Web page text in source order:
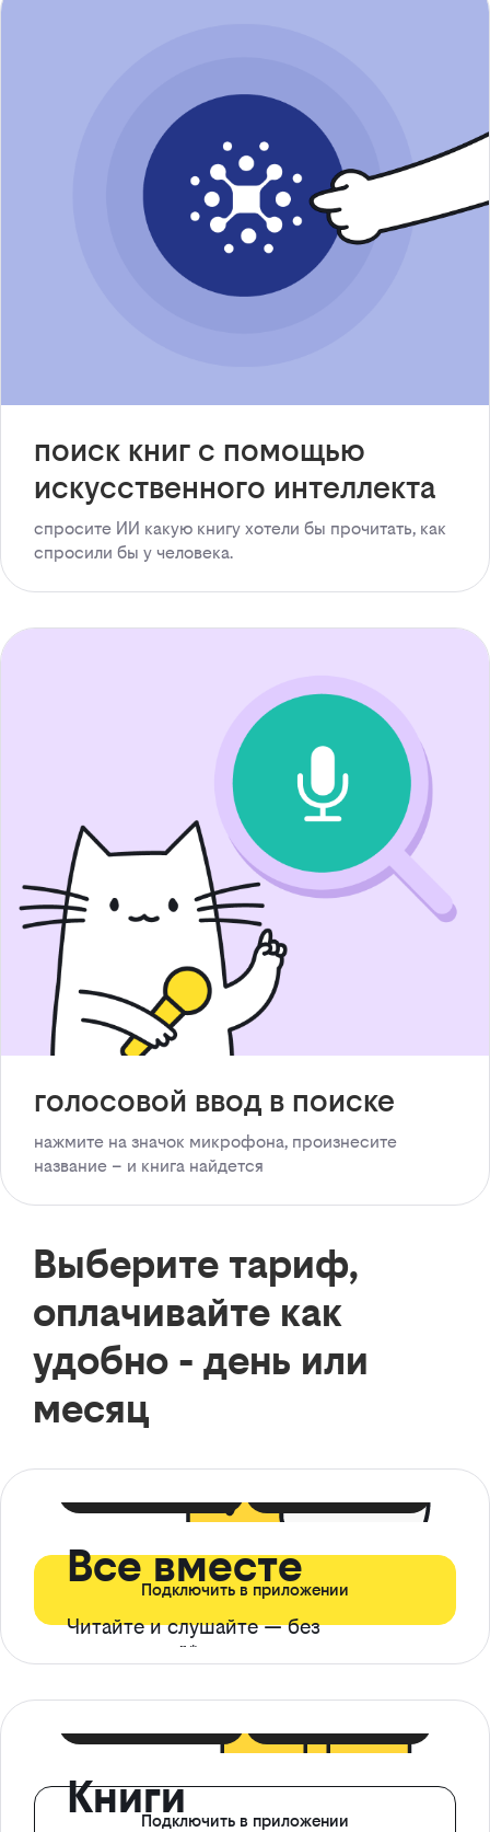
поиск книг с помощью
искусственного интеллекта
спросите ИИ какую книгу хотели бы прочитать, как
спросили бы у человека.
голосовой ввод в поиске
нажмите на значок микрофона, произнесите
название – и книга найдется
Выберите тариф,
оплачивайте как
удобно - день или
месяц
Все вместе
Читайте и слушайте — без
ограничений*
Подключить в приложении
КнигиПодключить в приложении